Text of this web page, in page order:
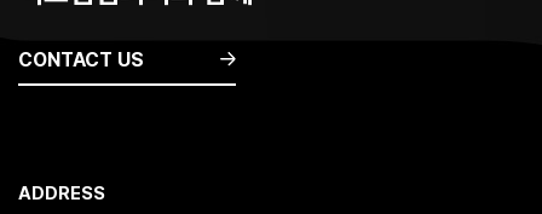
CONTACT US
ADDRESS